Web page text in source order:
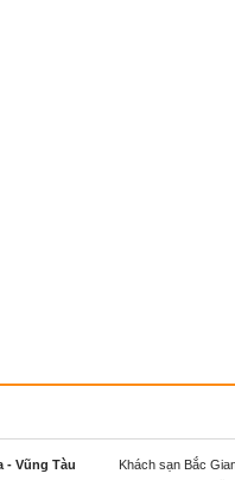
- Vũng Tàu Khách sạn Bắc